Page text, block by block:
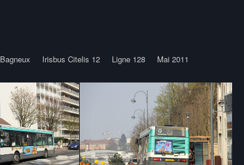
Bagneux Irisbus Citelis 12 Ligne 128
Mai 2011